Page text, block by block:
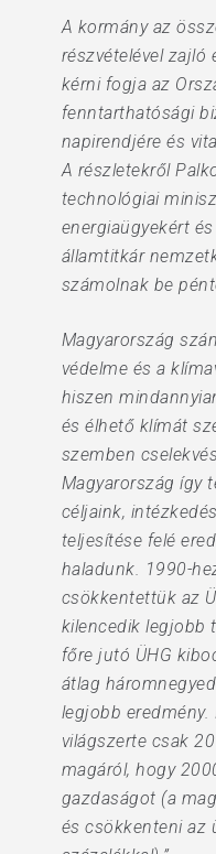
A kormány az
részvételével zajló
kérni fogja az
fenntarthatósági
napirendjére és
A részletekről
technológiai
energiaügyekért
államtitkár
számolnak be
Magyarország
védelme és a
hiszen
és élhető klímát
szemben
Magyarország így
céljaink,
teljesítése felé
haladunk. 1990-
csökkentettük az
kilencedik legjobb
főre jutó ÜHG
átlag
legjobb
világszerte csak
magáról, hogy
gazdaságot (a
és csökkenteni az